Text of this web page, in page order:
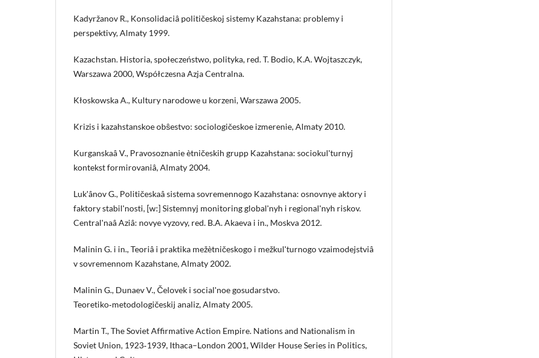
Kadyržanov R., Konsolidaciâ političeskoj sistemy Kazahstana: problemy i
perspektivy, Almaty 1999.
Kazachstan. Historia, społeczeństwo, polityka, red. T. Bodio, K.A. Wojtaszczyk,
Warszawa 2000, Współczesna Azja Centralna.
Kłoskowska A., Kultury narodowe u korzeni, Warszawa 2005.
Krizis i kazahstanskoe obŝestvo: sociologičeskoe izmerenie, Almaty 2010.
Kurganskaâ V., Pravosoznanie ètničeskih grupp Kazahstana: sociokulʹturnyj
kontekst formirovaniâ, Almaty 2004.
Lukʹânov G., Političeskaâ sistema sovremennogo Kazahstana: osnovnye aktory i
faktory stabilʹnosti, [w:] Sistemnyj monitoring globalʹnyh i regionalʹnyh riskov.
Centralʹnaâ Aziâ: novye vyzovy, red. B.A. Akaeva i in., Moskva 2012.
Malinin G. i in., Teoriâ i praktika mežètničeskogo i mežkulʹturnogo vzaimodejstviâ
v sovremennom Kazahstane, Almaty 2002.
Malinin G., Dunaev V., Čelovek i socialʹnoe gosudarstvo.
Teoretiko‑metodologičeskij analiz, Almaty 2005.
Martin T., The Soviet Affirmative Action Empire. Nations and Nationalism in
Soviet Union, 1923‑1939, Ithaca–London 2001, Wilder House Series in Politics,